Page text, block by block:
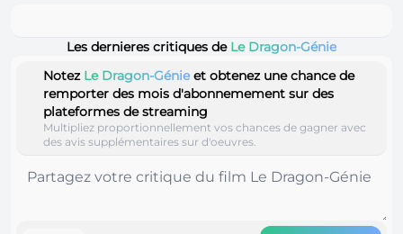
Les dernieres critiques de Le Dragon-Génie
Notez Le Dragon-Génie et obtenez une chance de
remporter des mois d'abonnemement sur des
plateformes de streaming
Multipliez proportionnellement vos chances de gagner avec
des avis supplémentaires sur d'oeuvres.